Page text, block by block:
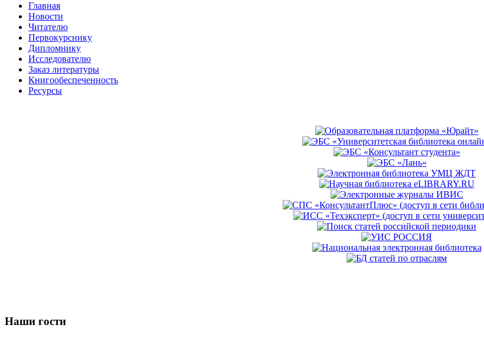
Главная
Новости
Читателю
Первокурснику
Дипломнику
Исследователю
Заказ литературы
Книгообеспеченность
Ресурсы
Наши гости